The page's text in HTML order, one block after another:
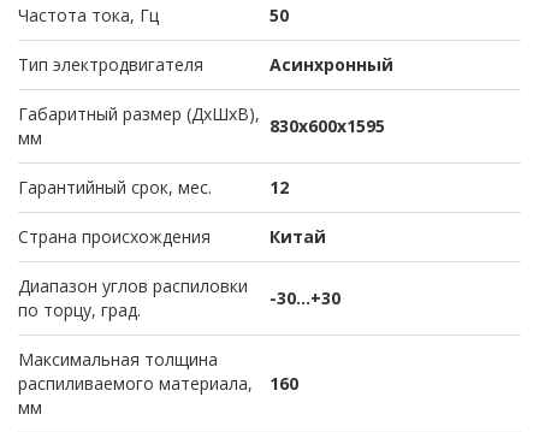
Частота тока, Гц 50
Тип электродвигателя Асинхронный
Габаритный размер (ДхШхВ),
мм
830х600х1595
Гарантийный срок, мес. 12
Страна происхождения Китай
Диапазон углов распиловки
по торцу, град.
-30…+30
Максимальная толщина
распиливаемого материала,
мм
160